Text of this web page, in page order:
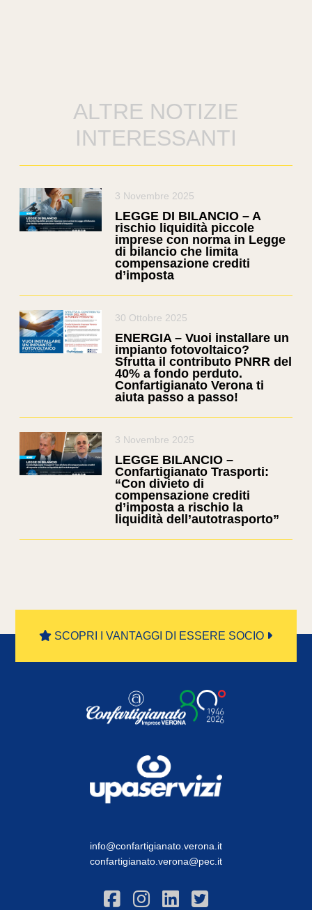
ALTRE NOTIZIE
INTERESSANTI
3 Novembre 2025
LEGGE DI BILANCIO – A
rischio liquidità piccole
imprese con norma in Legge
di bilancio che limita
compensazione crediti
d’imposta
30 Ottobre 2025
ENERGIA – Vuoi installare un
impianto fotovoltaico?
Sfrutta il contributo PNRR del
40% a fondo perduto.
Confartigianato Verona ti
aiuta passo a passo!
3 Novembre 2025
LEGGE BILANCIO –
Confartigianato Trasporti:
“Con divieto di
compensazione crediti
d’imposta a rischio la
liquidità dell’autotrasporto”
SCOPRI I VANTAGGI DI ESSERE SOCIO
info@confartigianato.verona.it
confartigianato.verona@pec.it